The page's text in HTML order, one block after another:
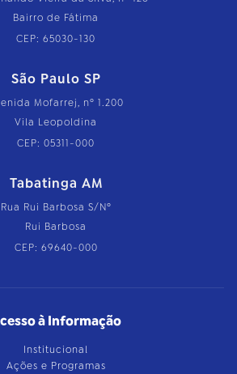
Bairro de Fátima
CEP: 65030-130
São Paulo SP
Mofarrej, nº 1.200
Vila Leopoldina
CEP: 05311-000
Tabatinga AM
Rua Rui Barbosa S/Nº
Rui Barbosa
CEP: 69640-000
à Informação
Institucional
Ações e Programas